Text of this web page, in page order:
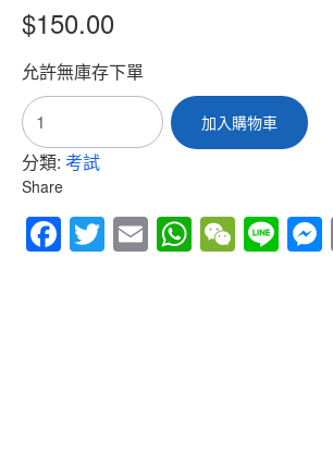
$150.00
允許無庫存下單
IKU
老
師
說
一
定
會
加入購物車
分類:考試
Share
Fac
Twitt
Em
Wh
We
Line